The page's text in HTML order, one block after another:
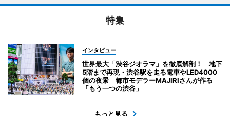
特集
インタビュー
世界最大「渋谷ジオラマ」を徹底解剖！ 地下
5階まで再現・渋谷駅を走る電車やLED4000
個の夜景 都市モデラーMAJIRIさんが作る
「もう一つの渋谷」
もっと見る